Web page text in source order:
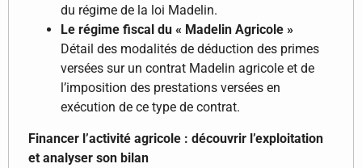
du régime de la loi Madelin.
Le régime fiscal du « Madelin Agricole »
Détail des modalités de déduction des primes
versées sur un contrat Madelin agricole et de
l’imposition des prestations versées en
exécution de ce type de contrat.
Financer l’activité agricole : découvrir l’exploitation
et analyser son bilan